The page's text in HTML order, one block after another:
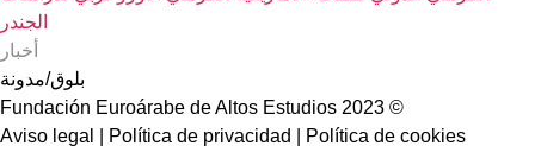
الجندر
أخبار
بلوق/مدونة
© 2023 Fundación Euroárabe de Altos Estudios
Aviso legal | Política de privacidad | Política de cookies